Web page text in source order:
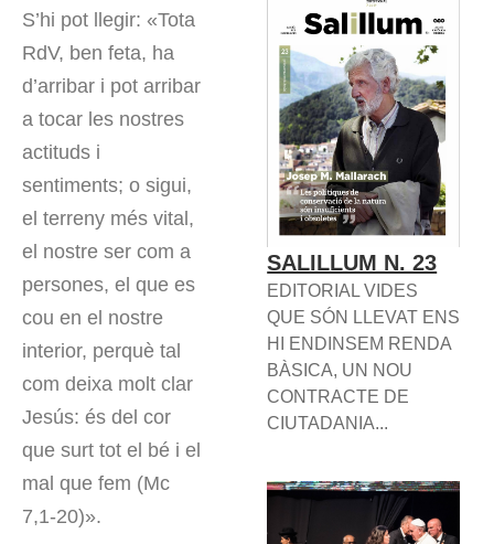
S’hi pot llegir: «Tota
RdV, ben feta, ha
d’arribar i pot arribar
a tocar les nostres
actituds i
sentiments; o sigui,
el terreny més vital,
el nostre ser com a
persones, el que es
cou en el nostre
interior, perquè tal
com deixa molt clar
Jesús: és del cor
que surt tot el bé i el
mal que fem (Mc
7,1-20)».
SALILLUM N. 23
EDITORIAL VIDES
QUE SÓN LLEVAT ENS
HI ENDINSEM RENDA
BÀSICA, UN NOU
CONTRACTE DE
CIUTADANIA...